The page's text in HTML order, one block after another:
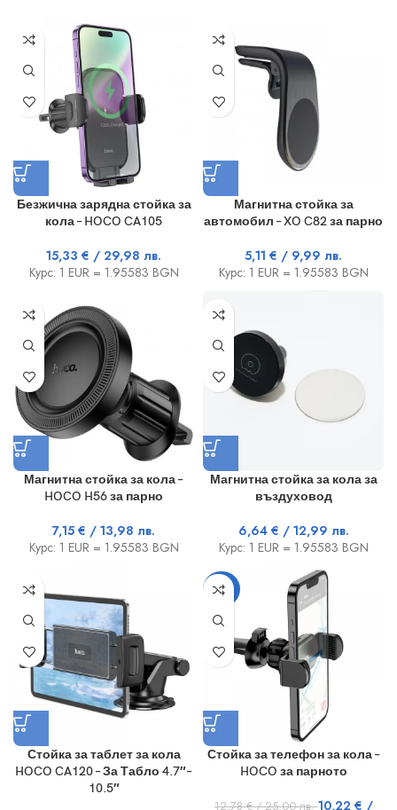
Безжична зарядна стойка за
кола – HOCO CA105
15,33 € / 29,98 лв.
Курс: 1 EUR = 1.95583 BGN
Магнитна стойка за
автомобил – XO C82 за парно
5,11 € / 9,99 лв.
Курс: 1 EUR = 1.95583 BGN
Магнитна стойка за кола –
HOCO H56 за парно
7,15 € / 13,98 лв.
Курс: 1 EUR = 1.95583 BGN
Магнитна стойка за кола за
въздуховод
6,64 € / 12,99 лв.
Курс: 1 EUR = 1.95583 BGN
Стойка за таблет за кола
HOCO CA120 – За Табло 4.7″–
10.5″
-20%
Стойка за телефон за кола –
HOCO за парното
12,78€/ 25,00 лв.10,22 € /